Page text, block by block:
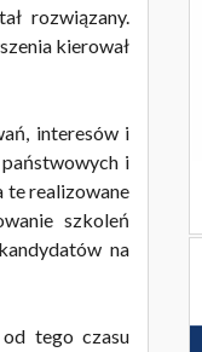
rozwiązany.
kierował
interesów i
i
te realizowane
szkoleń
na
tego czasu